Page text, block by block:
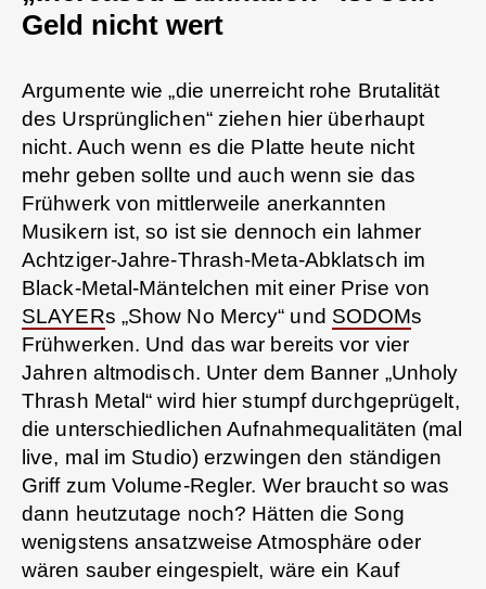
Geld nicht wert
Argumente wie „die unerreicht rohe Brutalität
des Ursprünglichen“ ziehen hier überhaupt
nicht. Auch wenn es die Platte heute nicht
mehr geben sollte und auch wenn sie das
Frühwerk von mittlerweile anerkannten
Musikern ist, so ist sie dennoch ein lahmer
Achtziger-Jahre-Thrash-Meta-Abklatsch im
Black-Metal-Mäntelchen mit einer Prise von
SLAYERs „Show No Mercy“ und SODOMs
Frühwerken. Und das war bereits vor vier
Jahren altmodisch. Unter dem Banner „Unholy
Thrash Metal“ wird hier stumpf durchgeprügelt,
die unterschiedlichen Aufnahmequalitäten (mal
live, mal im Studio) erzwingen den ständigen
Griff zum Volume-Regler. Wer braucht so was
dann heutzutage noch? Hätten die Song
wenigstens ansatzweise Atmosphäre oder
wären sauber eingespielt, wäre ein Kauf